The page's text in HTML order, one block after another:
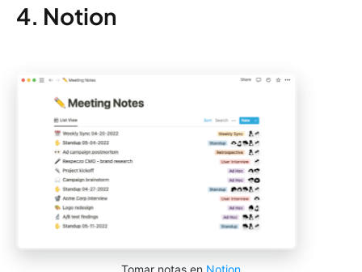
4. Notion
Tomar notas en Notion